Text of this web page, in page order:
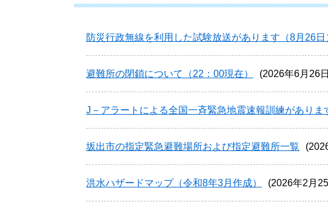
防災行政無線を利用した試験放送があります（8月26日
避難所の閉鎖について（22：00現在） 2026年6月26
J－アラートによる全国一斉緊急地震速報訓練がありま
坂出市の指定緊急避難場所および指定避難所一覧
洪水ハザードマップ（令和8年3月作成） 2026年2月